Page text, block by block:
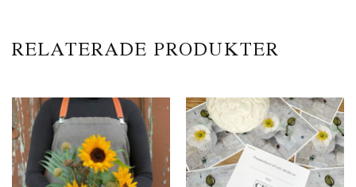
RELATERADE PRODUKTER